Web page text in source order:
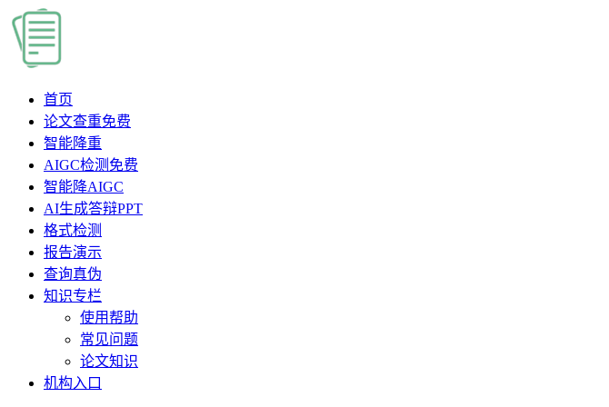
首页
论文查重免费
智能降重
AIGC检测 免费
智能降AIGC
AI生成答辩PPT
格式检测
报告演示
查询真伪
知识专栏
使用帮助
常见问题
论文知识
机构入口